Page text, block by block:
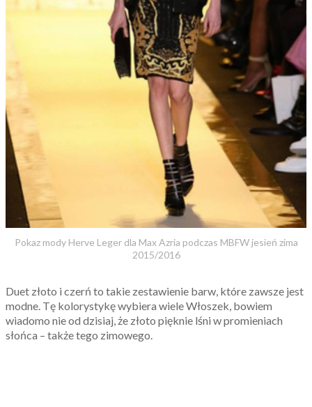
Pokaz mody Herve Leger dla Max Azria podczas MBFW jesień zima
2015/2016
Duet złoto i czerń to takie zestawienie barw, które zawsze jest
modne. Tę kolorystykę wybiera wiele Włoszek, bowiem
wiadomo nie od dzisiaj, że złoto pięknie lśni w promieniach
słońca – także tego zimowego.